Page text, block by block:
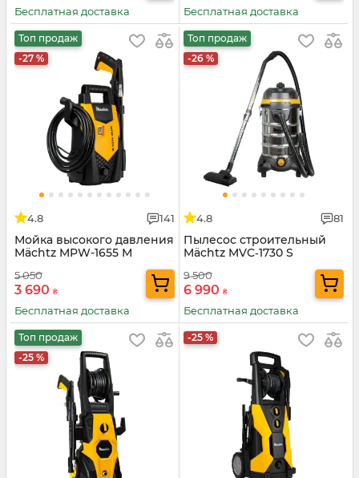
Бесплатная доставка Бесплатная доставка
Топ продаж
-27 %
4.8 141
Мойка высокого давления
Mächtz MPW-1655 М
5 050
3 690 ₴
Бесплатная доставка
Топ продаж
-26 %
4.8 81
Пылесос строительный
Mächtz MVC‑1730 S
9 500
6 990 ₴
Бесплатная доставка
Топ продаж
-25 %
-25 %